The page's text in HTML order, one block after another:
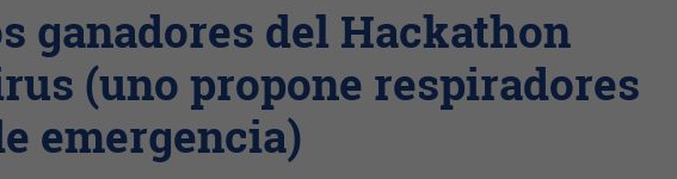
ganadores del Hackathon
(uno propone respiradores
emergencia)